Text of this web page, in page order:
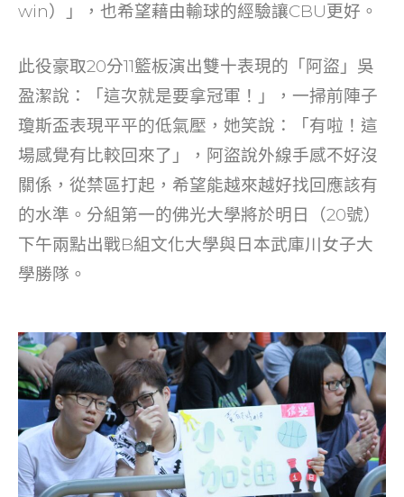
win）」，也希望藉由輸球的經驗讓CBU更好。
此役豪取20分11籃板演出雙十表現的「阿盜」吳
盈潔說：「這次就是要拿冠軍！」，一掃前陣子
瓊斯盃表現平平的低氣壓，她笑說：「有啦！這
場感覺有比較回來了」，阿盜說外線手感不好沒
關係，從禁區打起，希望能越來越好找回應該有
的水準。分組第一的佛光大學將於明日（20號）
下午兩點出戰B組文化大學與日本武庫川女子大
學勝隊。